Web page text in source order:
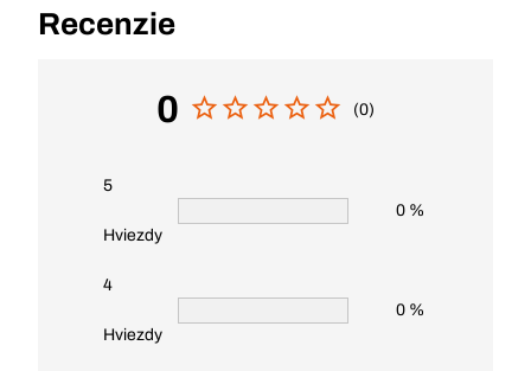
Recenzie
0 (0)
5
Hviezdy
0 %
4
Hviezdy
0 %